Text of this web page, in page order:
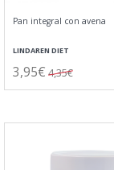
Pan integral con avena
LINDAREN DIET
3,95€ 4,35€